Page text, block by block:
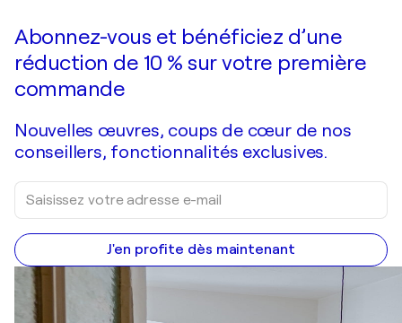
We'll Mess You UpVous avez adoré cette oeuvre mais elle est vendue ?
Je passe commande
Abonnez-vous et bénéficiez d’une
réduction de 10 % sur votre première
commande
Nouvelles œuvres, coups de cœur de nos
conseillers, fonctionnalités exclusives.
J'en profite dès maintenant